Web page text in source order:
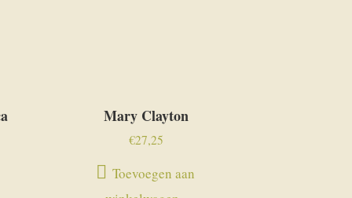
Mary Clayton
€27,25
Toevoegen aan